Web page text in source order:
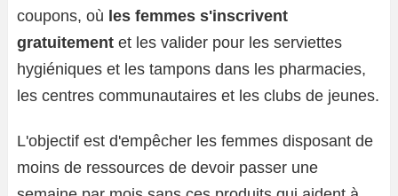
coupons, où les femmes s'inscrivent
gratuitement et les valider pour les serviettes
hygiéniques et les tampons dans les pharmacies,
les centres communautaires et les clubs de jeunes.
L'objectif est d'empêcher les femmes disposant de
moins de ressources de devoir passer une